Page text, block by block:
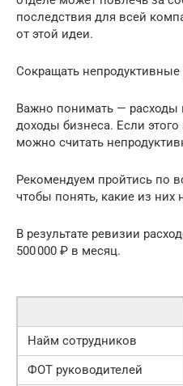
последствия для всей
от этой идеи.
Сокращать непродуктивные
Важно понимать — расходы
доходы бизнеса. Если
можно считать
Рекомендуем пройтись по
чтобы понять, какие из них
В результате ревизии
500 000 ₽ в месяц.
Найм сотрудников
ФОТ руководителей